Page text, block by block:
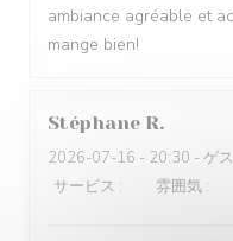
ambiance agréable et
mange bien!
Stéphane R
2026-07-16 - 20:30 - ゲ
サービス : 雰囲気 :